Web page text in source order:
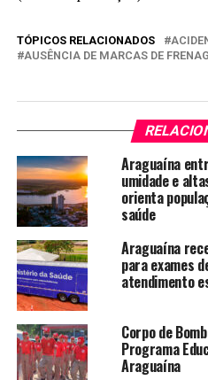
TÓPICOS RELACIONADOS
AUSÊNCIA DE MARCAS DE
Araguaína
umidade e
orienta
saúde
Araguaína
para exames
atendimento
Corpo de
Programa
Araguaína